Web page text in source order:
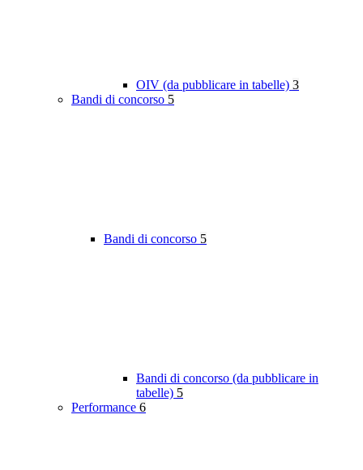
OIV (da pubblicare in tabelle) 3
Bandi di concorso 5
Bandi di concorso 5
Bandi di concorso (da pubblicare in
tabelle) 5
Performance 6